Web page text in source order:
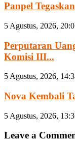
Panpel
5 Agustus, 2026,
Perputaran
Komisi III...
5 Agustus, 2026,
Nova Kembali
5 Agustus, 2026,
Leave a